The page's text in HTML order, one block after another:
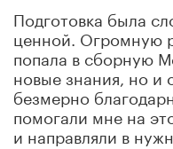
Подготовка была
ценной. Огромную
попала в сборную
новые знания, но и
безмерно
помогали мне на
и направляли в